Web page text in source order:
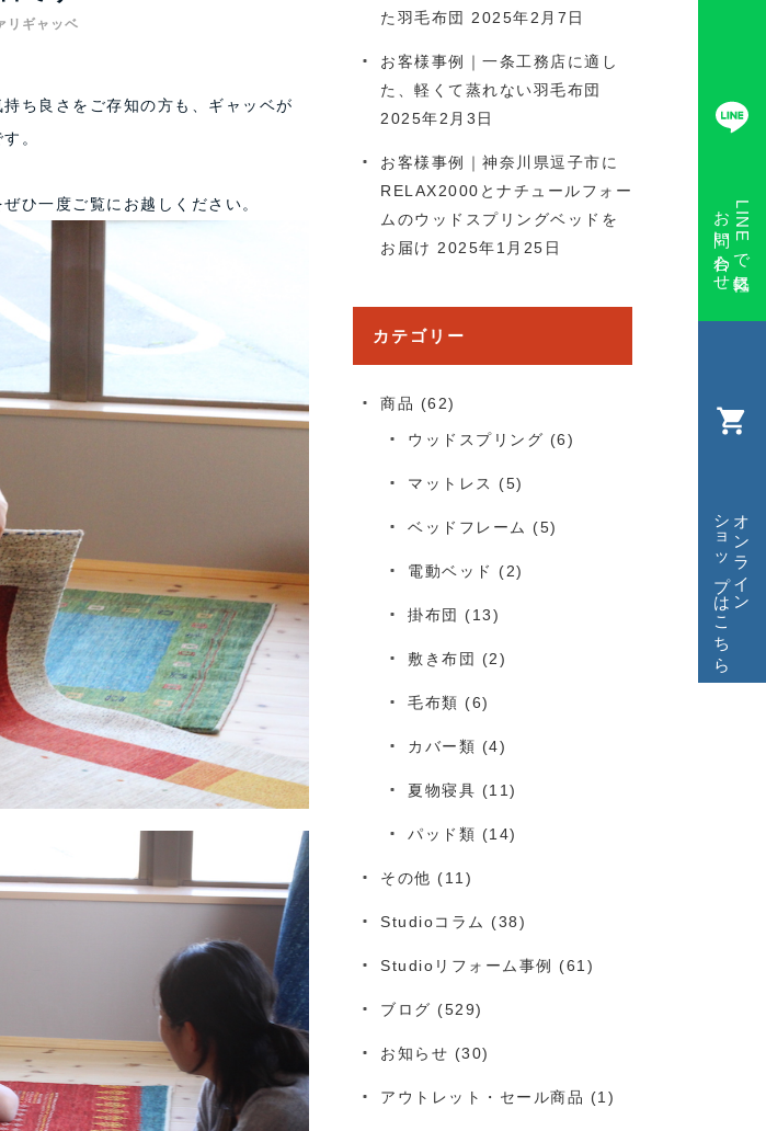
リギャッベ
ち良さをご存知の方も、ギャッベが
。
ひ一度ご覧にお越しください。
た羽毛布団 2025年2月7日
お客様事例｜一条工務店に適し
た、軽くて蒸れない羽毛布団
2025年2月3日
お客様事例｜神奈川県逗子市に
RELAX2000とナチュールフォー
ムのウッドスプリングベッドを
お届け 2025年1月25日
カテゴリー
商品 (62)
ウッドスプリング (6)
マットレス (5)
ベッドフレーム (5)
電動ベッド (2)
掛布団 (13)
敷き布団 (2)
毛布類 (6)
カバー類 (4)
夏物寝具 (11)
パッド類 (14)
その他 (11)
Studioコラム (38)
Studioリフォーム事例 (61)
ブログ (529)
お知らせ (30)
アウトレット・セール商品 (1)
LINEで気軽に
お問い合わせ
オンライン
ショップはこちら